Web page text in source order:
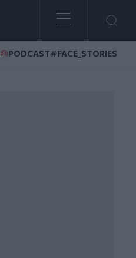
PODCAST#FACE_STORIES